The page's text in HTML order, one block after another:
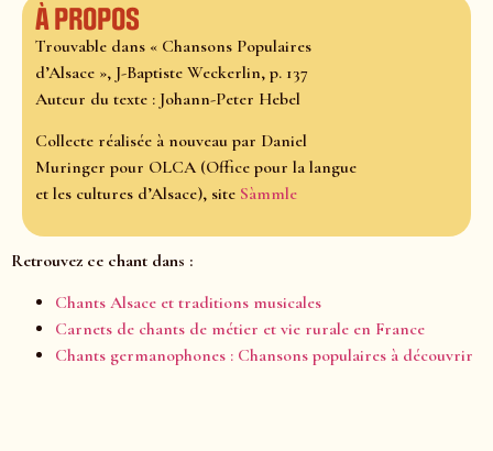
À propos
Trouvable dans « Chansons Populaires
d’Alsace », J-Baptiste Weckerlin, p. 137
Auteur du texte : Johann-Peter Hebel
Collecte réalisée à nouveau par Daniel
Muringer pour OLCA (Office pour la langue
et les cultures d’Alsace), site Sàmmle
Retrouvez ce chant dans :
Chants Alsace et traditions musicales
Carnets de chants de métier et vie rurale en France
Chants germanophones : Chansons populaires à découvrir